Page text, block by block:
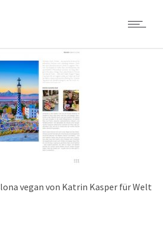
vegan von Katrin Kasper für Welt